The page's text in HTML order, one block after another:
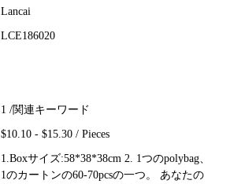
Lancai
LCE186020
1 /関連キーワード
$10.10 - $15.30 / Pieces
1.Boxサイズ:58*38*38cm 2. 1つのpolybag、
1のカートンの60-70pcsの一つ。 あなたの